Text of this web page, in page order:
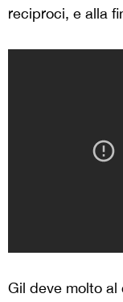
reciproci, e alla
Gil deve molto al